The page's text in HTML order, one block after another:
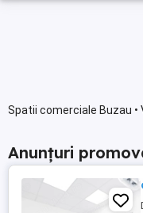
Spatii comerciale Buzau
Anunțuri